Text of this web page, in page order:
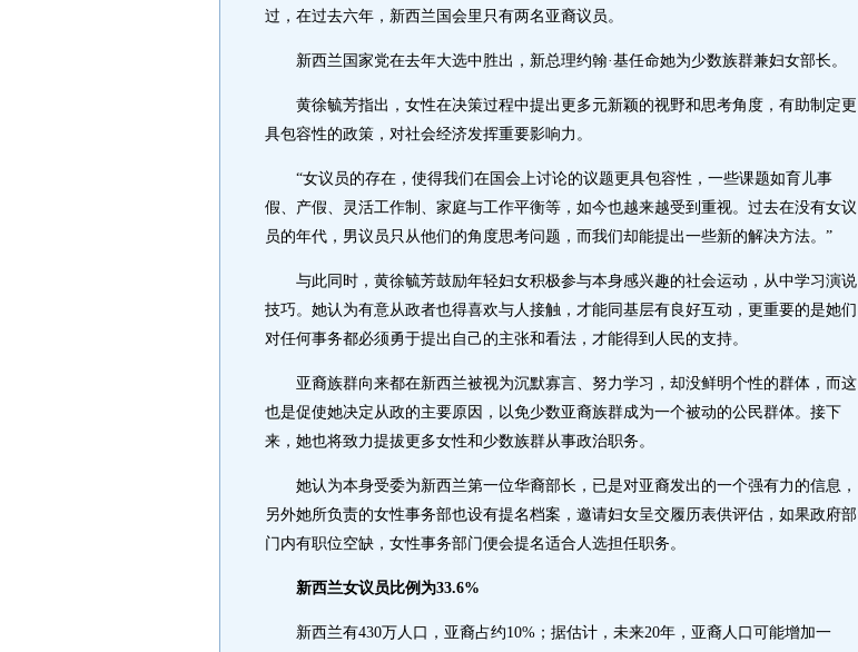
过，在过去六年，新西兰国会里只有两名亚裔议员。
新西兰国家党在去年大选中胜出，新总理约翰·基任命她为少数族群兼妇女部长。
黄徐毓芳指出，女性在决策过程中提出更多元新颖的视野和思考角度，有助制定更
具包容性的政策，对社会经济发挥重要影响力。
“女议员的存在，使得我们在国会上讨论的议题更具包容性，一些课题如育儿事
假、产假、灵活工作制、家庭与工作平衡等，如今也越来越受到重视。过去在没有女议
员的年代，男议员只从他们的角度思考问题，而我们却能提出一些新的解决方法。”
与此同时，黄徐毓芳鼓励年轻妇女积极参与本身感兴趣的社会运动，从中学习演说
技巧。她认为有意从政者也得喜欢与人接触，才能同基层有良好互动，更重要的是她们
对任何事务都必须勇于提出自己的主张和看法，才能得到人民的支持。
亚裔族群向来都在新西兰被视为沉默寡言、努力学习，却没鲜明个性的群体，而这
也是促使她决定从政的主要原因，以免少数亚裔族群成为一个被动的公民群体。接下
来，她也将致力提拔更多女性和少数族群从事政治职务。
她认为本身受委为新西兰第一位华裔部长，已是对亚裔发出的一个强有力的信息，
另外她所负责的女性事务部也设有提名档案，邀请妇女呈交履历表供评估，如果政府部
门内有职位空缺，女性事务部门便会提名适合人选担任职务。
新西兰女议员比例为33.6%
新西兰有430万人口，亚裔占约10%；据估计，未来20年，亚裔人口可能增加一